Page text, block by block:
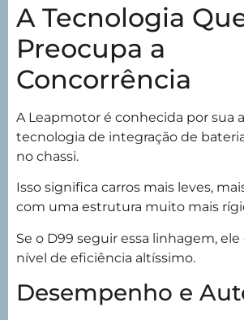
A Tecnologia
Preocupa a
Concorrência
A Leapmotor é conhecida por sua
tecnologia de integração de
no chassi.
Isso significa carros mais leves,
com uma estrutura muito mais
Se o D99 seguir essa linhagem,
nível de eficiência altíssimo.
Desempenho e